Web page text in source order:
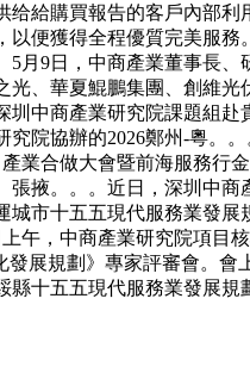
给給購買報告的客戶內部
以便獲得全程優質完美服
5月9日，中商產業董事長
光、華夏鯤鵬集團、創維
圳中商產業研究院課題組
院協辦的2026鄭州-粵。
業合做大會暨前海服務行
張掖。。。近日，深圳中
城市十五五現代服務業發
午，中商產業研究院項目
發展規劃》專家評審會。
縣十五五現代服務業發展